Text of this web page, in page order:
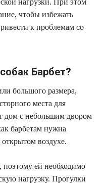
нагрузки. При этом
чтобы избежать
к проблемам со
Барбет?
большого размера,
места для
дом с небольшим двором
барбетам нужна
воздухе.
поэтому ей необходимо
нагрузку. Прогулки